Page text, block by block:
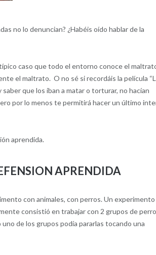
no lo denuncian? ¿Habéis oído hablar de la
caso que todo el entorno conoce el
el maltrato. O no sé si recordáis la película
que los iban a matar o torturar, no hacían
por lo menos te permitirá hacer un último
aprendida.
APRENDIDA
con animales, con perros. Un experimento
consistió en trabajar con 2 grupos de
de los grupos podía pararlas tocando una